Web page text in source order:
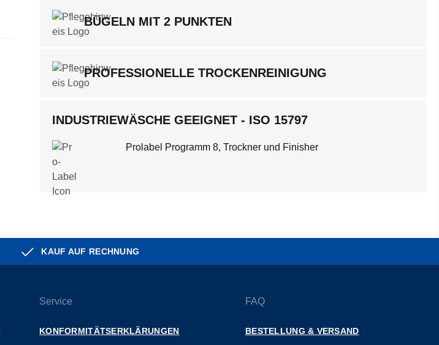
BÜGELN MIT 2 PUNKTEN
PROFESSIONELLE TROCKENREINIGUNG
INDUSTRIEWÄSCHE GEEIGNET - ISO 15797
Prolabel Programm 8, Trockner und Finisher
KAUF AUF RECHNUNG
Service
KONFORMITÄTSERKLÄRUNGEN
FAQ
BESTELLUNG & VERSAND